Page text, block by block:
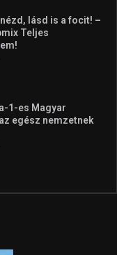
lásd is a focit! –
Teljes
1-es Magyar
egész nemzetnek